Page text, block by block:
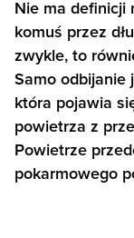
Nie ma definicji
komuś przez
zwykle, to
Samo odbijanie
która pojawia
powietrza z
Powietrze
pokarmowego